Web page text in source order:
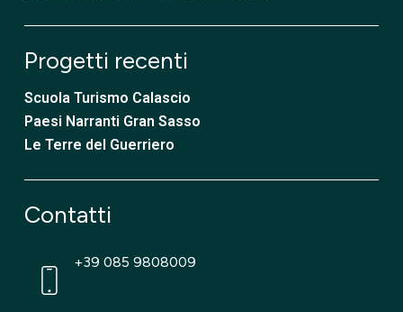
Progetti recenti
Scuola Turismo Calascio
Paesi Narranti Gran Sasso
Le Terre del Guerriero
Contatti
+39 085 9808009